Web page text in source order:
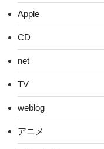
Apple
CD
net
TV
weblog
アニメ